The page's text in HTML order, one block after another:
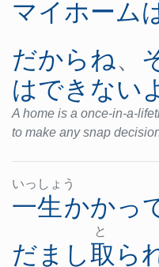
マイホーム
だからね、
はできない
A home is a once-in-a-
to make any snap
いっ しょ う
一生かかっ
と
だまし取ら